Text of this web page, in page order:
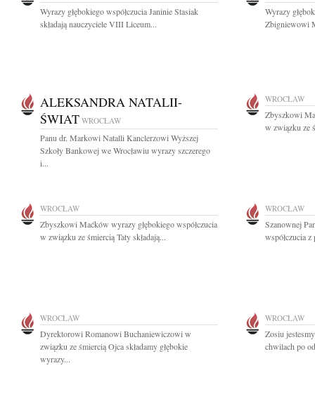
Wyrazy głębokiego współczucia Janinie Stasiak
składają nauczyciele VIII Liceum...
Wyrazy
Zbigniewowi
ALEKSANDRA NATALII-
ŚWIAT WROCŁAW
Panu dr. Markowi Natalli Kanclerzowi Wyższej
Szkoły Bankowej we Wrocławiu wyrazy szczerego
i...
WROCŁAW
Zbyszkowi
w związku ze
WROCŁAW
Zbyszkowi Maćków wyrazy głębokiego współczucia
w związku ze śmiercią Taty składają...
WROCŁAW
Szanownej
współczucia
WROCŁAW
Dyrektorowi Romanowi Buchaniewiczowi w
związku ze śmiercią Ojca składamy głębokie
wyrazy...
WROCŁAW
Zosiu
chwilach po